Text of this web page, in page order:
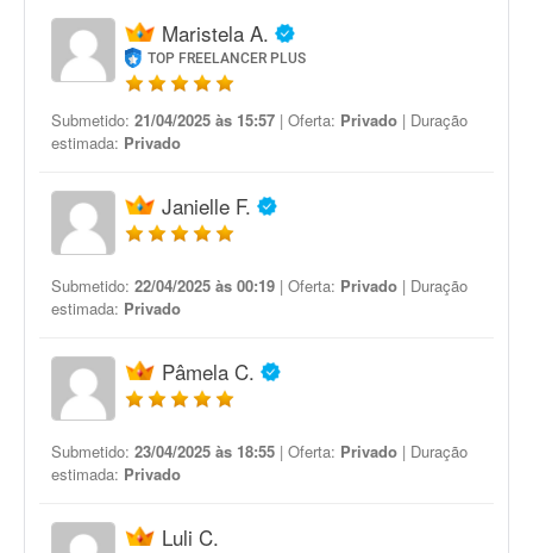
Maristela A.
TOP FREELANCER PLUS
Submetido: 21/04/2025 às 15:57 | Oferta: Privado | Duração
estimada: Privado
Janielle F.
Submetido: 22/04/2025 às 00:19 | Oferta: Privado | Duração
estimada: Privado
Pâmela C.
Submetido: 23/04/2025 às 18:55 | Oferta: Privado | Duração
estimada: Privado
Luli C.